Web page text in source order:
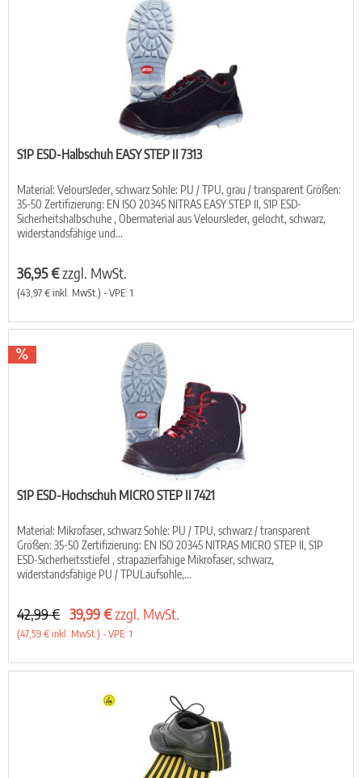
S1P ESD-Halbschuh EASY STEP II 7313
Material: Veloursleder, schwarz Sohle: PU / TPU, grau / transparent Größen:
35-50 Zertifizierung: EN ISO 20345 NITRAS EASY STEP II, S1P ESD-
Sicherheitshalbschuhe , Obermaterial aus Veloursleder, gelocht, schwarz,
widerstandsfähige und...
36,95 €zzgl. MwSt.
(43,97 € inkl. MwSt.) - VPE: 1
S1P ESD-Hochschuh MICRO STEP II 7421
Material: Mikrofaser, schwarz Sohle: PU / TPU, schwarz / transparent
Größen: 35-50 Zertifizierung: EN ISO 20345 NITRAS MICRO STEP II, S1P
ESD-Sicherheitsstiefel , strapazierfähige Mikrofaser, schwarz,
widerstandsfähige PU / TPULaufsohle,...
42,99 €39,99 €zzgl. MwSt.
(47,59 € inkl. MwSt.) - VPE: 1